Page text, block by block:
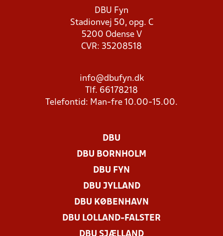
DBU Fyn
Stadionvej 50, opg. C
5200 Odense V
CVR: 35208518
info@dbufyn.dk
Tlf. 66178218
Telefontid: Man-fre 10.00-15.00.
DBU
DBU BORNHOLM
DBU FYN
DBU JYLLAND
DBU KØBENHAVN
DBU LOLLAND-FALSTER
DBU SJÆLLAND